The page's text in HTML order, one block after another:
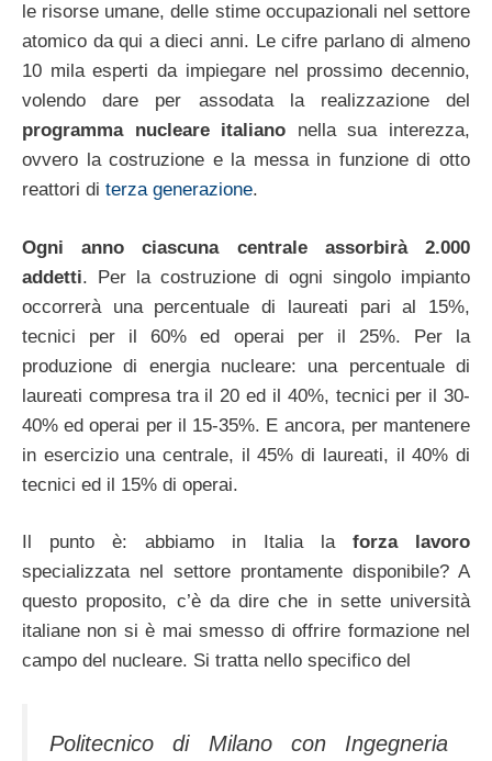
le risorse umane, delle stime occupazionali nel settore
atomico da qui a dieci anni. Le cifre parlano di almeno
10 mila esperti da impiegare nel prossimo decennio,
volendo dare per assodata la realizzazione del
programma nucleare italiano nella sua interezza,
ovvero la costruzione e la messa in funzione di otto
reattori di terza generazione.
Ogni anno ciascuna centrale assorbirà 2.000
addetti. Per la costruzione di ogni singolo impianto
occorrerà una percentuale di laureati pari al 15%,
tecnici per il 60% ed operai per il 25%. Per la
produzione di energia nucleare: una percentuale di
laureati compresa tra il 20 ed il 40%, tecnici per il 30-
40% ed operai per il 15-35%. E ancora, per mantenere
in esercizio una centrale, il 45% di laureati, il 40% di
tecnici ed il 15% di operai.
Il punto è: abbiamo in Italia la forza lavoro
specializzata nel settore prontamente disponibile? A
questo proposito, c’è da dire che in sette università
italiane non si è mai smesso di offrire formazione nel
campo del nucleare. Si tratta nello specifico del
Politecnico di Milano con Ingegneria